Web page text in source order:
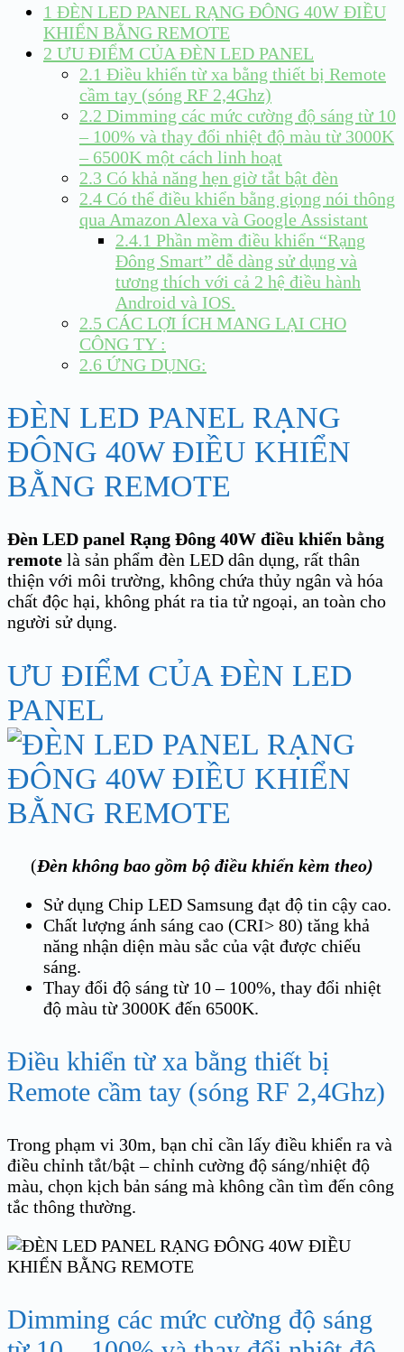
1 ĐÈN LED PANEL RẠNG ĐÔNG 40W ĐIỀU
KHIỂN BẰNG REMOTE
2 ƯU ĐIỂM CỦA ĐÈN LED PANEL
2.1 Điều khiển từ xa bằng thiết bị Remote
cầm tay (sóng RF 2,4Ghz)
2.2 Dimming các mức cường độ sáng từ 10
– 100% và thay đổi nhiệt độ màu từ 3000K
– 6500K một cách linh hoạt
2.3 Có khả năng hẹn giờ tắt bật đèn
2.4 Có thể điều khiển bằng giọng nói thông
qua Amazon Alexa và Google Assistant
2.4.1 Phần mềm điều khiển “Rạng
Đông Smart” dễ dàng sử dụng và
tương thích với cả 2 hệ điều hành
Android và IOS.
2.5 CÁC LỢI ÍCH MANG LẠI CHO
CÔNG TY :
2.6 ỨNG DỤNG:
ĐÈN LED PANEL RẠNG
ĐÔNG 40W ĐIỀU KHIỂN
BẰNG REMOTE
Đèn LED panel Rạng Đông 40W điều khiển bằng
remote là sản phẩm đèn LED dân dụng, rất thân
thiện với môi trường, không chứa thủy ngân và hóa
chất độc hại, không phát ra tia tử ngoại, an toàn cho
người sử dụng.
ƯU ĐIỂM CỦA ĐÈN LED
PANEL
(Đèn không bao gồm bộ điều khiển kèm theo)
Sử dụng Chip LED Samsung đạt độ tin cậy cao.
Chất lượng ánh sáng cao (CRI> 80) tăng khả
năng nhận diện màu sắc của vật được chiếu
sáng.
Thay đổi độ sáng từ 10 – 100%, thay đổi nhiệt
độ màu từ 3000K đến 6500K.
Điều khiển từ xa bằng thiết bị
Remote cầm tay (sóng RF 2,4Ghz)
Trong phạm vi 30m, bạn chỉ cần lấy điều khiển ra và
điều chỉnh tắt/bật – chỉnh cường độ sáng/nhiệt độ
màu, chọn kịch bản sáng mà không cần tìm đến công
tắc thông thường.
Dimming các mức cường độ sáng